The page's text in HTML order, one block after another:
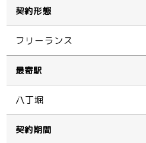
契約形態
フリーランス
最寄駅
八丁堀
契約期間